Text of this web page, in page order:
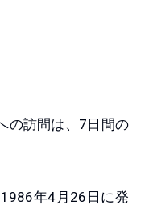
の訪問は、7日間の
年4月26日に発